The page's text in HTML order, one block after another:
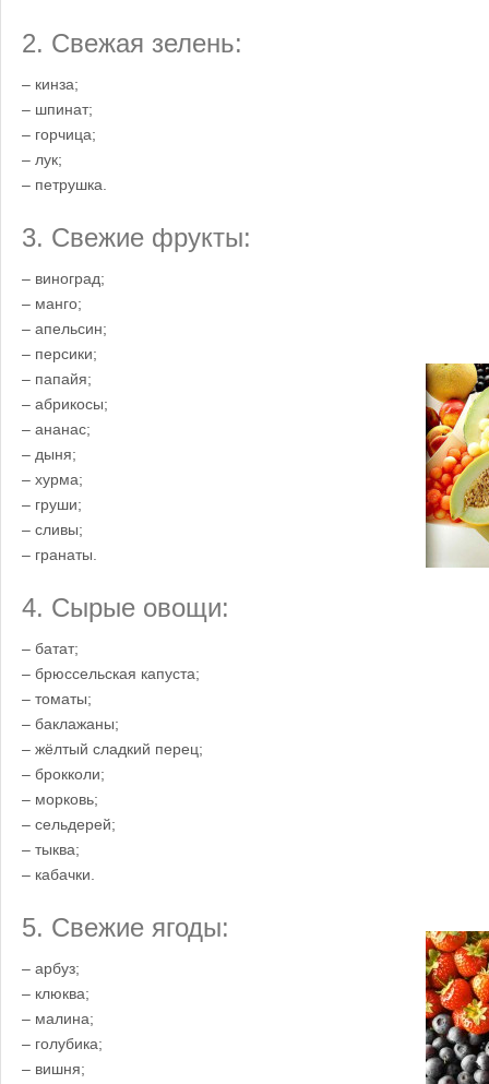
2. Свежая зелень:
– кинза;
– шпинат;
– горчица;
– лук;
– петрушка.
3. Свежие фрукты:
– виноград;
– манго;
– апельсин;
– персики;
– папайя;
– абрикосы;
– ананас;
– дыня;
– хурма;
– груши;
– сливы;
– гранаты.
4. Сырые овощи:
– батат;
– брюссельская капуста;
– томаты;
– баклажаны;
– жёлтый сладкий перец;
– брокколи;
– морковь;
– сельдерей;
– тыква;
– кабачки.
5. Свежие ягоды:
– арбуз;
– клюква;
– малина;
– голубика;
– вишня;